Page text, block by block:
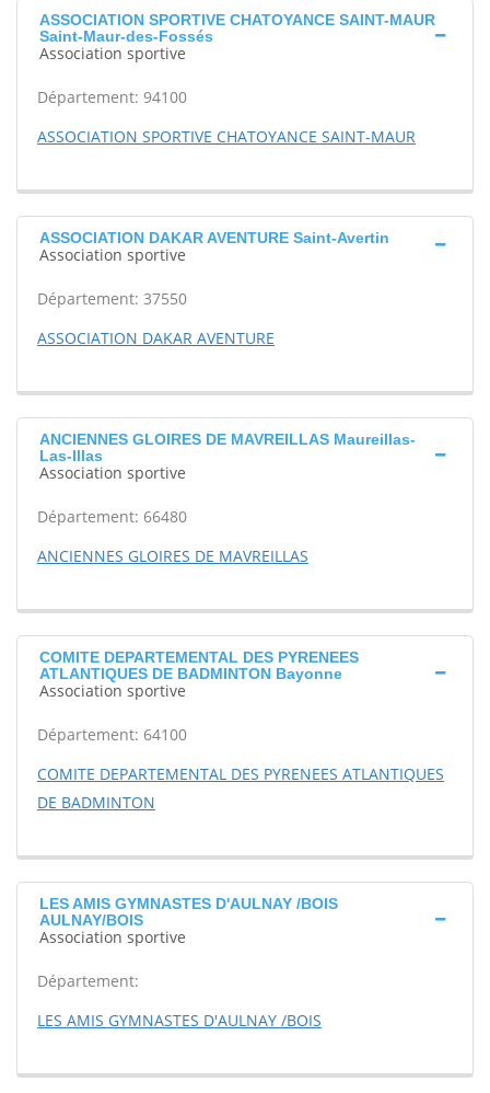
ASSOCIATION SPORTIVE CHATOYANCE SAINT-MAUR
Saint-Maur-des-Fossés
Association sportive
Département: 94100
ASSOCIATION SPORTIVE CHATOYANCE SAINT-MAUR
ASSOCIATION DAKAR AVENTURE Saint-Avertin
Association sportive
Département: 37550
ASSOCIATION DAKAR AVENTURE
ANCIENNES GLOIRES DE MAVREILLAS Maureillas-
Las-Illas
Association sportive
Département: 66480
ANCIENNES GLOIRES DE MAVREILLAS
COMITE DEPARTEMENTAL DES PYRENEES
ATLANTIQUES DE BADMINTON Bayonne
Association sportive
Département: 64100
COMITE DEPARTEMENTAL DES PYRENEES ATLANTIQUES
DE BADMINTON
LES AMIS GYMNASTES D'AULNAY /BOIS
AULNAY/BOIS
Association sportive
Département:
LES AMIS GYMNASTES D'AULNAY /BOIS